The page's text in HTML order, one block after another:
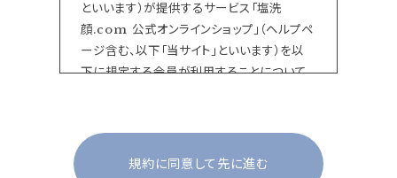
といいます）が提供するサービス「塩洗
顔.com 公式オンラインショップ」（ヘルプペ
ージ含む、以下「当サイト」といいます）を以
下に規定する会員が利用することについて
加されている諸規定は、本規約の一部を構
成しており、それらすべてを含めたものが利
規約に同意して先に進む